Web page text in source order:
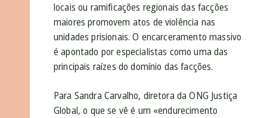
locais ou ramificações regionais das facções
maiores promovem atos de violência nas
unidades prisionais. O encarceramento massivo
é apontado por especialistas como uma das
principais raízes do domínio das facções.
Para Sandra Carvalho, diretora da ONG Justiça
Global, o que se vê é um «endurecimento